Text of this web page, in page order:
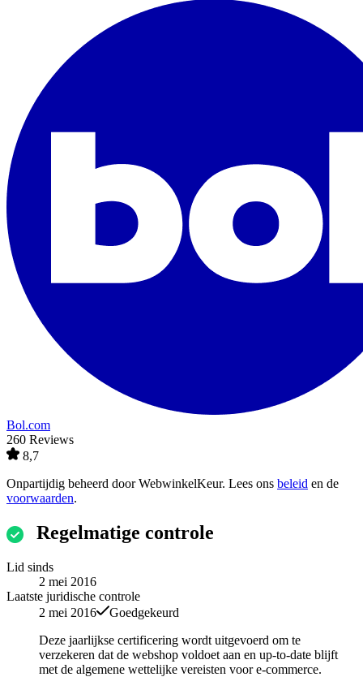
Bol.com
260 Reviews
8,7
Onpartijdig beheerd doorWebwinkelKeur. Lees ons beleid en de
voorwaarden.
Regelmatige controle
Lid sinds
2 mei 2016
Laatste juridische controle
2 mei 2016
Goedgekeurd
Deze jaarlijkse certificering wordt uitgevoerd om te
verzekeren dat de webshop voldoet aan en up-to-date blijft
met de algemene wettelijke vereisten voor e-commerce.